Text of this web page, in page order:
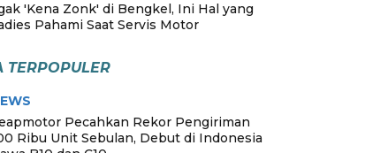
'Kena Zonk' di Bengkel, Ini Hal yang
Pahami Saat Servis Motor
TERPOPULER
Pecahkan Rekor Pengiriman
Ribu Unit Sebulan, Debut di Indonesia